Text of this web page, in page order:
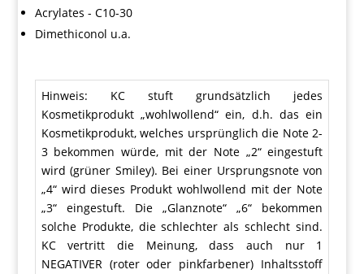
Acrylates - C10-30
Dimethiconol u.a.
Hinweis: KC stuft grundsätzlich jedes
Kosmetikprodukt „wohlwollend“ ein, d.h. das ein
Kosmetikprodukt, welches ursprünglich die Note 2-
3 bekommen würde, mit der Note „2“ eingestuft
wird (grüner Smiley). Bei einer Ursprungsnote von
„4“ wird dieses Produkt wohlwollend mit der Note
„3“ eingestuft. Die „Glanznote“ „6“ bekommen
solche Produkte, die schlechter als schlecht sind.
KC vertritt die Meinung, dass auch nur 1
NEGATIVER (roter oder pinkfarbener) Inhaltsstoff